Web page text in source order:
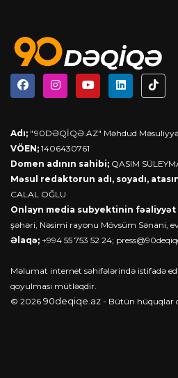
Adı; "90DƏQİQƏ.AZ" Məhdud
VÖEN; 1406430761
Domen adının sahibi; QASIM
Məsul redaktorun adı, soyadı,
CALAL OĞLU
Onlayn media subyektinin
şəhəri, Nəsimi rayonu Mövsüm Sənani,
Əlaqə; +994 55 753 52 24;
Məlumat internet səhifələrində istifadə
qoyulması mütləqdir.
© 2026 90deqiqe.az - Bütün hüquqlar